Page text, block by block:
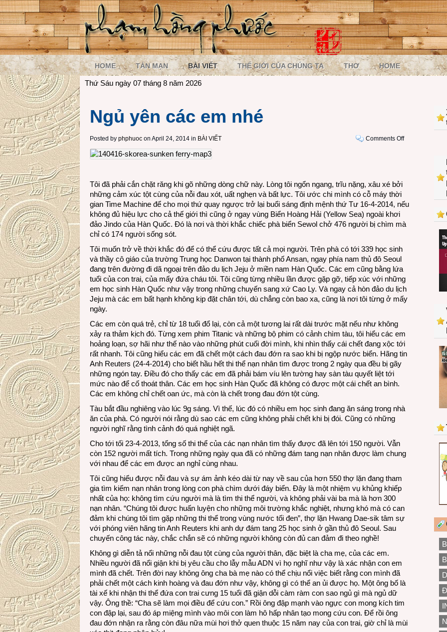
HOME TẢN MẠN BÀI VIẾT THẾ GIỚI CỦA CHÚNG TA THƠ HOME
Thứ Sáu ngày 07 tháng 8 năm 2026
Ngủ yên các em nhé
Posted by phphuoc on April 24, 2014 in BÀI VIẾT Comments Offon
Tôi đã phải cắn chặt răng khi gõ những dòng chữ này. Lòng tôi ngổn ngang, trĩu nặng, xâu xé bởi
những cảm xúc tột cùng của nỗi đau xót, uất nghẹn và bất lực. Tôi ước chi mình có cỗ máy thời
gian Time Machine để cho mọi thứ quay ngược trở lại buổi sáng định mệnh thứ Tư 16-4-2014, nếu
không đủ hiệu lực cho cả thế giới thì cũng ở ngay vùng Biển Hoàng Hải (Yellow Sea) ngoài khơi
đảo Jindo của Hàn Quốc. Đó là nơi và thời khắc chiếc phà biển Sewol chở 476 người bị chìm mà
chỉ có 174 người sống sót.
Tôi muốn trở về thời khắc đó để có thể cứu được tất cả mọi người. Trên phà có tới 339 học sinh
và thầy cô giáo của trường Trung học Danwon tại thành phố Ansan, ngay phía nam thủ đô Seoul
đang trên đường đi dã ngoại trên đảo du lịch Jeju ở miền nam Hàn Quốc. Các em cũng bằng lứa
tuổi của con trai, của mấy đứa cháu tôi. Tôi cũng từng nhiều lần được gặp gỡ, tiếp xúc với những
em học sinh Hàn Quốc như vậy trong những chuyến sang xứ Cao Ly. Và ngay cả hòn đảo du lịch
Jeju mà các em bất hạnh không kịp đặt chân tới, dù chẳng còn bao xa, cũng là nơi tôi từng ở mấy
ngày.
Các em còn quá trẻ, chỉ từ 18 tuổi đổ lại, còn cả một tương lai rất dài trước mặt nếu như không
xảy ra thảm kịch đó. Từng xem phim Titanic và những bộ phim có cảnh chìm tàu, tôi hiểu các em
hoảng loạn, sợ hãi như thế nào vào những phút cuối đời mình, khi nhìn thấy cái chết đang xộc tới
rất nhanh. Tôi cũng hiểu các em đã chết một cách đau đớn ra sao khi bị ngộp nước biển. Hãng tin
Anh Reuters (24-4-2014) cho biết hầu hết thi thể nạn nhân tìm được trong 2 ngày qua đều bị gãy
những ngón tay. Điều đó cho thấy các em đã phải bám víu lên tường hay sàn tàu quyết liệt tới
mức nào để cố thoát thân. Các em học sinh Hàn Quốc đã không có được một cái chết an bình.
Các em không chỉ chết oan ức, mà còn là chết trong đau đớn tột cùng.
Tàu bắt đầu nghiêng vào lúc 9g sáng. Vì thế, lúc đó có nhiều em học sinh đang ăn sáng trong nhà
ăn của phà. Có người nói rằng dù sao các em cũng không phải chết khi bị đói. Cũng có những
người nghĩ rằng tình cảnh đó quá nghiệt ngã.
Cho tới tối 23-4-2013, tổng số thi thể của các nạn nhân tìm thấy được đã lên tới 150 người. Vẫn
còn 152 người mất tích. Trong những ngày qua đã có những đám tang nạn nhân được làm chung
với nhau để các em được an nghỉ cùng nhau.
Tôi cũng hiểu được nỗi đau và sự ám ảnh kéo dài từ nay về sau của hơn 550 thợ lặn đang tham
gia tìm kiếm nạn nhân trong lòng con phà chìm dưới đáy biển. Đây là một nhiệm vụ khủng khiếp
nhất của họ: không tìm cứu người mà là tìm thi thể người, và không phải vài ba mà là hơn 300
nạn nhân. “Chúng tôi được huấn luyện cho những môi trường khắc nghiệt, nhưng khó mà có can
đảm khi chúng tôi tìm gặp những thi thể trong vùng nước tối đen”, thợ lặn Hwang Dae-sik tâm sự
với phóng viên hãng tin Anh Reuters khi anh dự đám tang 25 học sinh ở gần thủ đô Seoul. Sau
chuyến công tác này, chắc chắn sẽ có những người không còn đủ can đảm đi theo nghề!
Không gì diễn tả nổi những nỗi đau tột cùng của người thân, đặc biệt là cha mẹ, của các em.
Nhiều người đã nổi giận khi bị yêu cầu cho lẫy mẫu ADN vì họ nghĩ như vậy là xác nhận con em
mình đã chết. Trên đời nay không ông cha bà mẹ nào có thể chịu nổi việc biết rằng con mình đã
phải chết một cách kinh hoàng và đau đớn như vậy, không gì có thể an ủi được họ. Một ông bố là
tài xế khi nhận thi thể đứa con trai cưng 15 tuổi đã giận dỗi càm ràm con sao ngủ gì mà ngủ dữ
vậy. Ông thề: “Cha sẽ làm mọi điều để cứu con.” Rồi ông đập mạnh vào ngực con mong kích tim
con đập lại, sau đó áp miệng mình vào môi con làm hô hấp nhân tạo mong cứu con. Để rồi ông
đau đớn nhận ra rằng còn đâu nữa mùi hơi thở quen thuộc 15 năm nay của con trai, giờ chỉ là mùi